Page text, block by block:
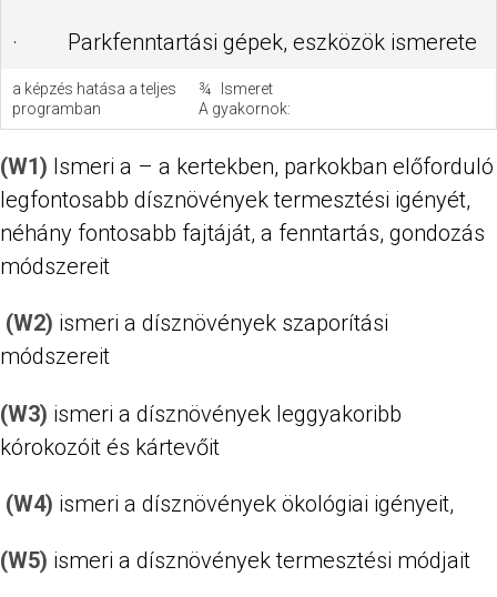
· Parkfenntartási gépek, eszközök ismerete
a képzés hatása a teljes
programban
¾ Ismeret
A gyakornok:
(W1) Ismeri a – a kertekben, parkokban előforduló
legfontosabb dísznövények termesztési igényét,
néhány fontosabb fajtáját, a fenntartás, gondozás
módszereit
(W2) ismeri a dísznövények szaporítási
módszereit
(W3) ismeri a dísznövények leggyakoribb
kórokozóit és kártevőit
(W4) ismeri a dísznövények ökológiai igényeit,
(W5) ismeri a dísznövények termesztési módjait